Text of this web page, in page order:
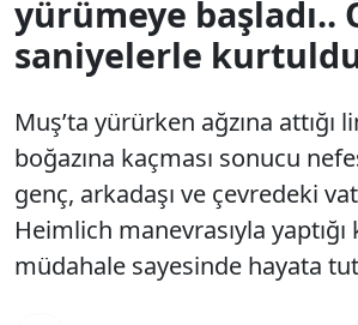
yürümeye başladı..
saniyelerle
Muş’ta yürürken ağzına attığı
boğazına kaçması sonucu
genç, arkadaşı ve çevredeki
Heimlich manevrasıyla
müdahale sayesinde hayata